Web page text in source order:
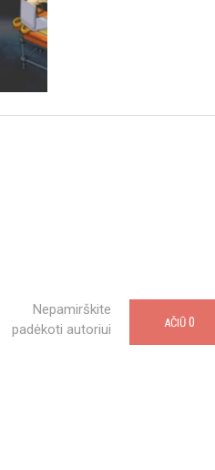
Nepamirškite
padėkoti autoriui
AČIŪ 0